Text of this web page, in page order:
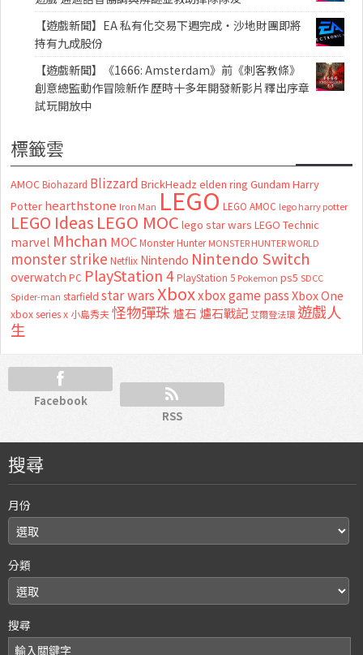
【遊戲新聞】EA 私有化交易下週完成・沙地財團即將
持有九成股份
【遊戲新聞】《1666: Amsterdam》前《刺客教條》
創意總監動作冒險新作 歷時十多年開發新影片釋出序章
試玩開放中
標籤雲
AMOC Biohazard Blizzard BrickHeadz elden ring Gundam Harry
Potter hearthstone Iron Man LEGO LEGO AMOC lego harry potter
LEGO Ideas LEGO MOC lego star wars LEGO Technic
marvel Mhchan MOC Monster Hunter MONSTER HUNTER WORLD
monster strike Netflix Nintendo Nintendo Switch
overwatch PC PlayStation 4 PlayStation 5 Pokemon ps5 SDCC
Spider-man starfield star wars Xboxxbox game passXbox One
xbox series x 小島秀夫怪物彈珠 爐石 爐石戰記艾爾登法環 遊戲人
生
Facebook
RSS
搜尋
月份
分類
搜尋